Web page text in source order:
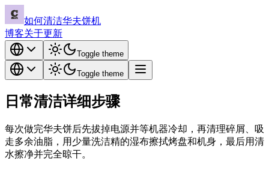
如何清洁华夫饼机
博客关于更新
Toggle theme
Toggle theme
日常清洁详细步骤
每次做完华夫饼后先拔掉电源并等机器冷却，再清理碎屑、吸
走多余油脂，用少量洗洁精的湿布擦拭烤盘和机身，最后用清
水擦净并完全晾干。